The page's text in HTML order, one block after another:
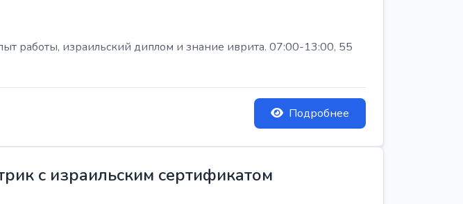
работы, израильский диплом и знание иврита. 07:00-13:00, 55
Подробнее
с израильским сертификатом